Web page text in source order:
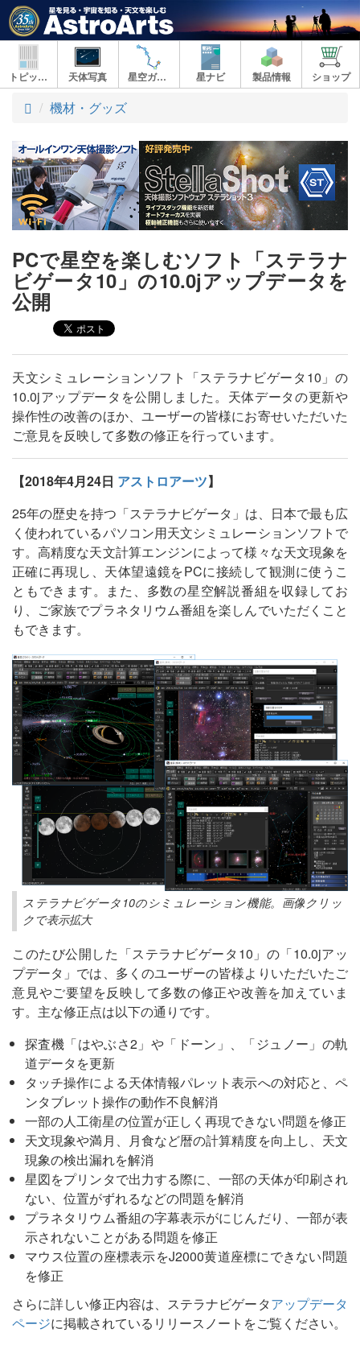
トピックス 天体写真 星空ガイド 星ナビ 製品情報 ショップ
ト
プ
機材・グッズ
PCで星空を楽しむソフト「ステラナ
ビゲータ10」の10.0jアップデータを
公開
天文シミュレーションソフト「ステラナビゲータ10」の
10.0jアップデータを公開しました。天体データの更新や
操作性の改善のほか、ユーザーの皆様にお寄せいただいた
ご意見を反映して多数の修正を行っています。
【2018年4月24日 アストロアーツ】
25年の歴史を持つ「ステラナビゲータ」は、日本で最も広
く使われているパソコン用天文シミュレーションソフトで
す。高精度な天文計算エンジンによって様々な天文現象を
正確に再現し、天体望遠鏡をPCに接続して観測に使うこ
ともできます。また、多数の星空解説番組を収録してお
り、ご家族でプラネタリウム番組を楽しんでいただくこと
もできます。
ステラナビゲータ10のシミュレーション機能。画像クリッ
クで表示拡大
このたび公開した「ステラナビゲータ10」の「10.0jアッ
プデータ」では、多くのユーザーの皆様よりいただいたご
意見やご要望を反映して多数の修正や改善を加えていま
す。主な修正点は以下の通りです。
探査機「はやぶさ2」や「ドーン」、「ジュノー」の軌
道データを更新
タッチ操作による天体情報パレット表示への対応と、ペ
ンタブレット操作の動作不良解消
一部の人工衛星の位置が正しく再現できない問題を修正
天文現象や満月、月食など暦の計算精度を向上し、天文
現象の検出漏れを解消
星図をプリンタで出力する際に、一部の天体が印刷され
ない、位置がずれるなどの問題を解消
プラネタリウム番組の字幕表示がにじんだり、一部が表
示されないことがある問題を修正
マウス位置の座標表示をJ2000黄道座標にできない問題
を修正
さらに詳しい修正内容は、ステラナビゲータアップデータ
ページに掲載されているリリースノートをご覧ください。